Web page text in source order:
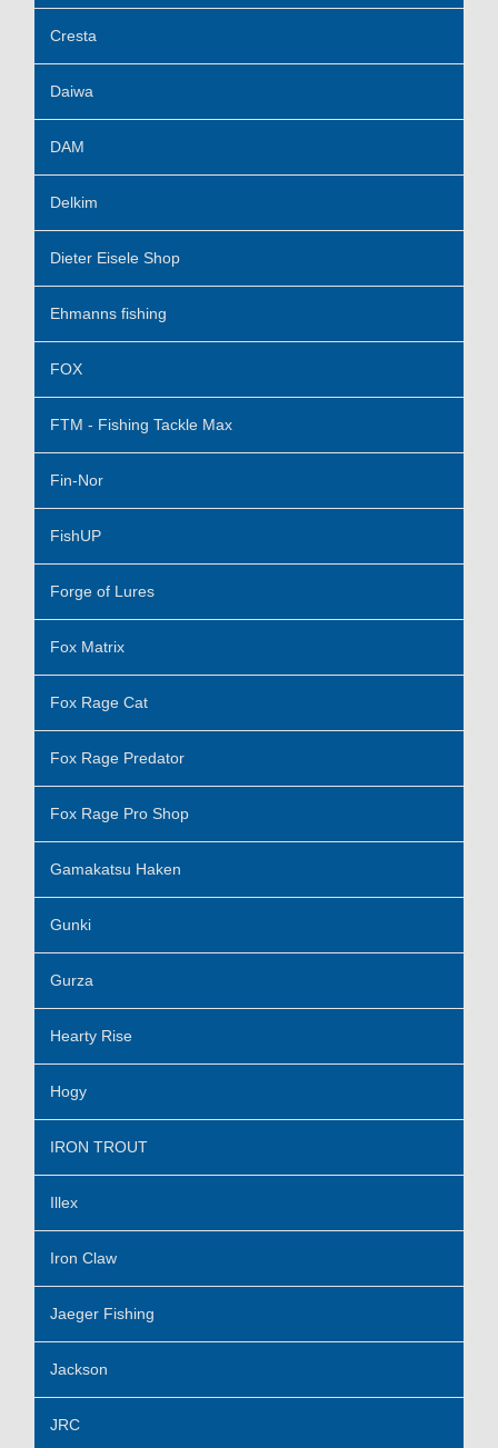
Cresta
Daiwa
DAM
Delkim
Dieter Eisele Shop
Ehmanns fishing
FOX
FTM - Fishing Tackle Max
Fin-Nor
FishUP
Forge of Lures
Fox Matrix
Fox Rage Cat
Fox Rage Predator
Fox Rage Pro Shop
Gamakatsu Haken
Gunki
Gurza
Hearty Rise
Hogy
IRON TROUT
Illex
Iron Claw
Jaeger Fishing
Jackson
JRC